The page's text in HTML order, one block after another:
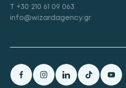
T +30 210 61 09 063
info@wizardagency.gr